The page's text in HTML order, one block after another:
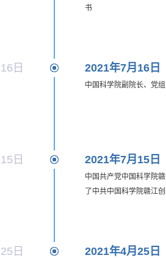
书
日 2021年7月16日
中国科学院副院长、党
日 2021年7月15日
中国共产党中国科学院
了中共中国科学院赣江
日 2021年4月25日